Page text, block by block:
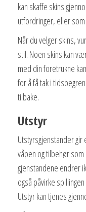
kan skaffe skins
utfordringer, eller
Når du velger skins,
stil. Noen skins kan
med din foretrukne
for å få tak i
tilbake.
Utstyr
Utstyrsgjenstander
våpen og tilbehør
gjenstandene endrer
også påvirke
Utstyr kan tjenes